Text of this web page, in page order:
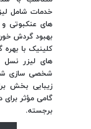
خدمات شامل
های عنکبوتی و
بهبود گردش
کلینیک با
های لیزر نسل
شخصی‌ سازی
زیبایی‌ بخش
گامی مؤثر
برجسته.